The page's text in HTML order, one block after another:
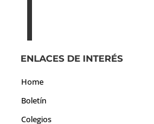
ENLACES DE INTERÉS
Home
Boletín
Colegios